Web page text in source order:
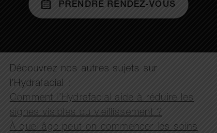
PRENDRE RENDEZ-VOUS
Découvrez nos autres sujets sur
l’Hydrafacial :
Comment l’Hydrafacial aide à réduire les
signes visibles du vieillissement ?
À quel âge peut-on commencer les soins